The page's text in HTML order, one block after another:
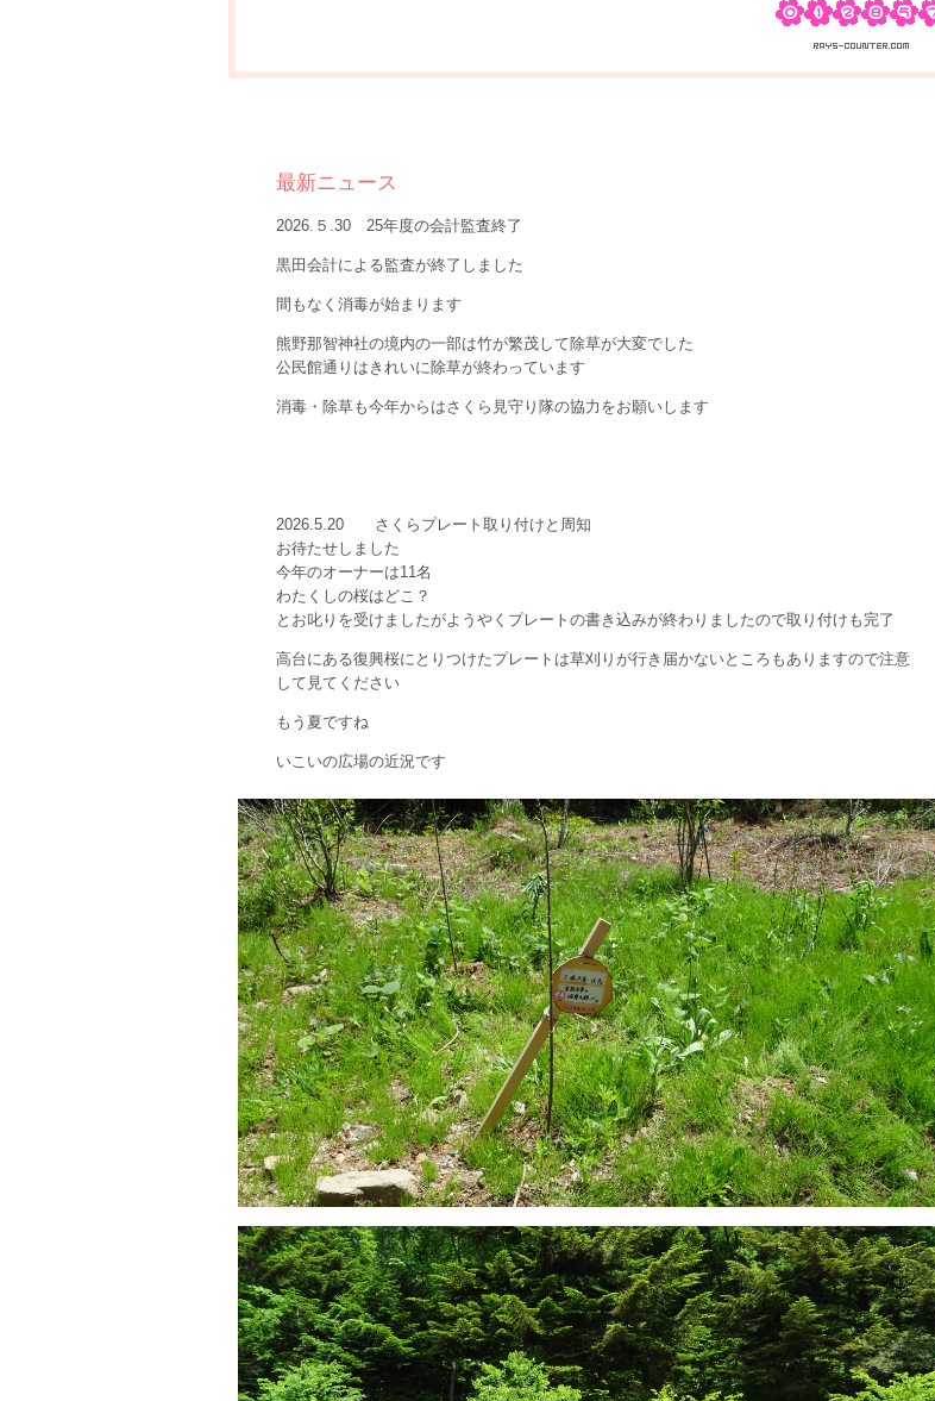
最新ニュース
2026.５.30 25年度の会計監査終了
黒田会計による監査が終了しました
間もなく消毒が始まります
熊野那智神社の境内の一部は竹が繁茂して除草が大変でした
公民館通りはきれいに除草が終わっています
消毒・除草も今年からはさくら見守り隊の協力をお願いします
2026.5.20 さくらプレート取り付けと周知
お待たせしました
今年のオーナーは11名
わたくしの桜はどこ？
とお叱りを受けましたがようやくプレートの書き込みが終わりましたので取り付けも完了
高台にある復興桜にとりつけたプレートは草刈りが行き届かないところもありますので注意
して見てください
もう夏ですね
いこいの広場の近況です